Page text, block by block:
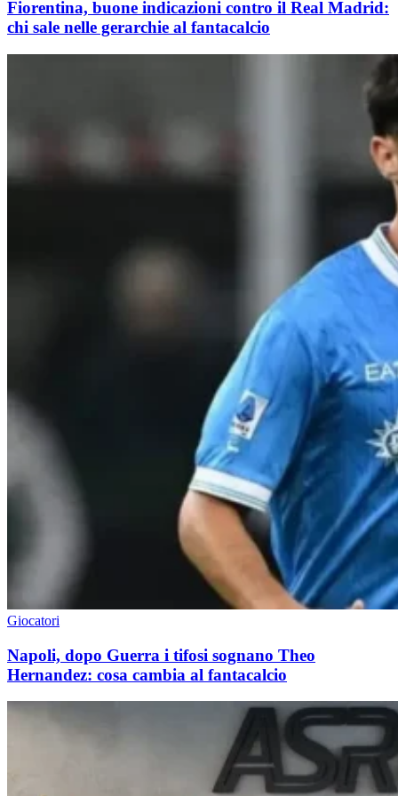
Fiorentina, buone indicazioni contro il Real Madrid:
chi sale nelle gerarchie al fantacalcio
Giocatori
Napoli, dopo Guerra i tifosi sognano Theo
Hernandez: cosa cambia al fantacalcio